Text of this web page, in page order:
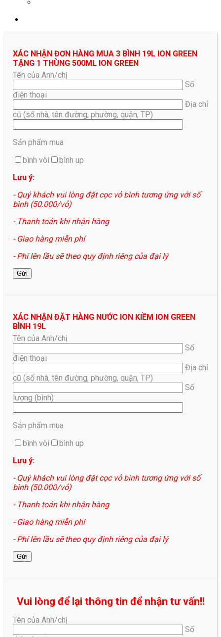
XÁC NHẬN ĐƠN HÀNG MUA 3 BÌNH 19L ION GREEN
TẶNG 1 THÙNG 500ML ION GREEN
Tên của Anh/chị
Số
điện thoại
Địa chỉ
cũ (số nhà, tên đường, phường, quận, TP)
Sản phẩm mua
bình vòi
bình up
Lưu ý:
- Quý khách vui lòng đặt cọc vỏ bình tương ứng với số
bình (50.000/vỏ)
- Thanh toán khi nhận hàng
- Giao hàng miễn phí
- Phí lên lầu sẽ theo quy định riêng của đại lý
XÁC NHẬN ĐẶT HÀNG NƯỚC ION KIỀM ION GREEN
BÌNH 19L
Tên của Anh/chị
Số
điện thoại
Địa chỉ
cũ (số nhà, tên đường, phường, quận, TP)
Số
lượng (bình)
Sản phẩm mua
bình vòi
bình up
Lưu ý:
- Quý khách vui lòng đặt cọc vỏ bình tương ứng với số
bình (50.000/vỏ)
- Thanh toán khi nhận hàng
- Giao hàng miễn phí
- Phí lên lầu sẽ theo quy định riêng của đại lý
Vui lòng để lại thông tin để nhận tư vấn!!
Tên của Anh/chị
Số